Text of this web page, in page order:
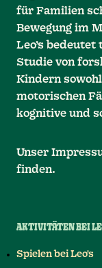
für Familien
Bewegung im
Leo’s
Studie von
Kindern
motorischen
kognitive und
Unser
finden.
AKTIVITÄTEN BEI
Spielen bei Leo's